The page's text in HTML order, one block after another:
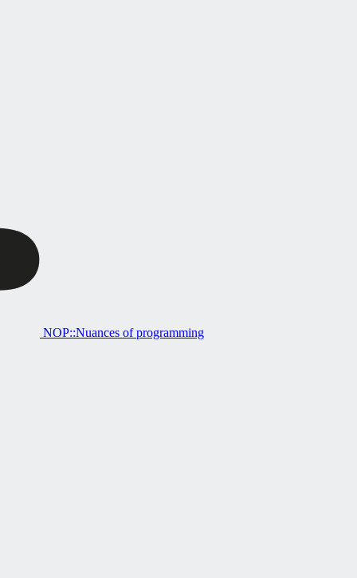
NOP::Nuances of programming